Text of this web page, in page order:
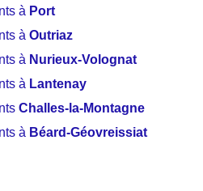
à Port
àOutriaz
à Nurieux-Volognat
à Lantenay
Challes-la-Montagne
à Béard-Géovreissiat